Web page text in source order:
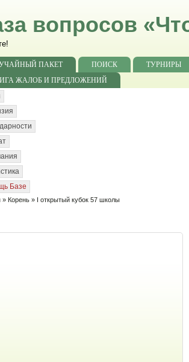
вопросов
ПАКЕТ ПОИСК
ТУРНИРЫ
ЖАЛОБ И ПРЕДЛОЖЕНИЙ
Базе
» Корень » I открытый кубок 57 школы